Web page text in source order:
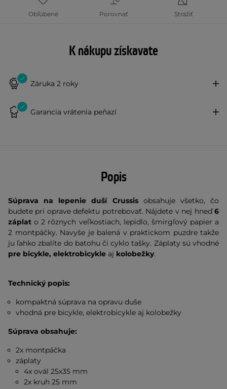
Obľúbené Porovnať Strážiť
K nákupu získavate
Záruka 2 roky
Garancia vrátenia peňazí
Popis
Súprava na lepenie duší Crussisobsahuje všetko, čo
budete pri oprave defektu potrebovať. Nájdete v nej hneď6
záplat o 2 rôznych veľkostiach, lepidlo, šmirgľový papier a
2 montpáčky. Navyše je balená v praktickom puzdre takže
ju ľahko zbalíte do batohu či cyklo tašky. Záplaty sú vhodné
pre bicykle, elektrobicykle aj kolobežky.
Technický popis:
kompaktná súprava na opravu duše
vhodná pre bicykle, elektrobicykle aj kolobežky
Súprava obsahuje:
2x montpáčka
záplaty
4x ovál 25x35 mm
2x kruh 25 mm